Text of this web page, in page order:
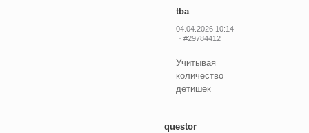
tba
04.04.2026 10:14
#29784412
Учитывая
количество
детишек
questor